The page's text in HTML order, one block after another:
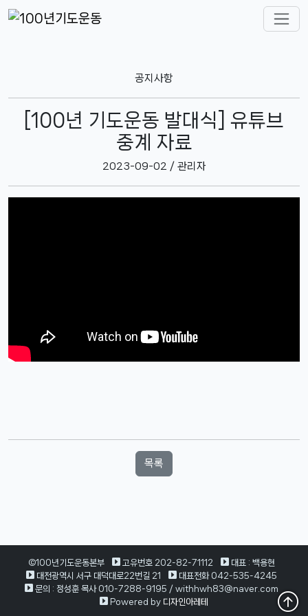
공지사항
[100년 기도운동 발대식] 유튜브
중계 자료
2023-09-02 / 관리자
목록
©100년기도운동본부 고유번호 202-82-71112
대표 : 백용현
대전광역시 서구 대덕대로22번길 21
대표전화 042-535-4245
문의 : 정성훈 목사 010-7288-9195 / withhwh83@naver.com
Powered by 디자인아레테